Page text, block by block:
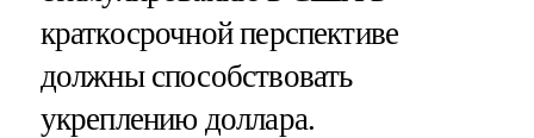
краткосрочной перспективе
должны способствовать
укреплению доллара.